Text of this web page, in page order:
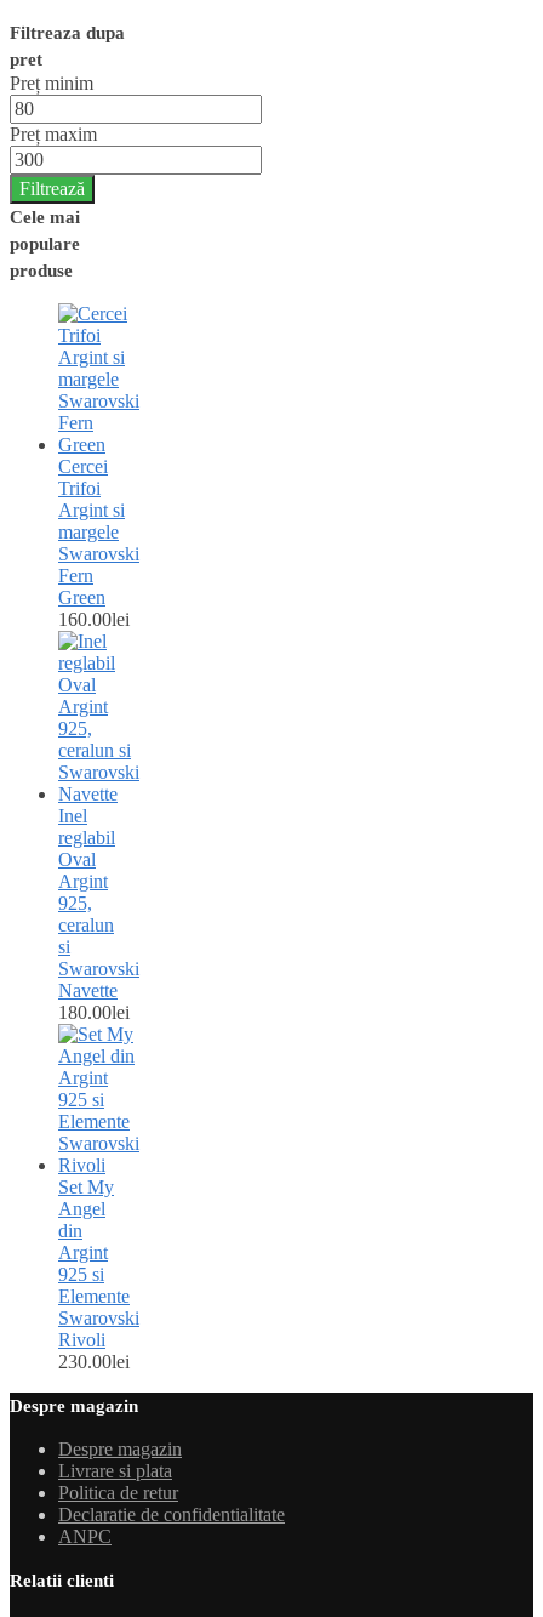
Filtreaza dupa
pret
Preț minim
Preț maxim
Filtrează
Cele mai
populare
produse
Cercei
Trifoi
Argint si
margele
Swarovski
Fern
Green
160.00lei
Inel
reglabil
Oval
Argint
925,
ceralun
si
Swarovski
Navette
180.00lei
Set My
Angel
din
Argint
925 si
Elemente
Swarovski
Rivoli
230.00lei
Despre magazin
Despre magazin
Livrare si plata
Politica de retur
Declaratie de confidentialitate
ANPC
Relatii clienti